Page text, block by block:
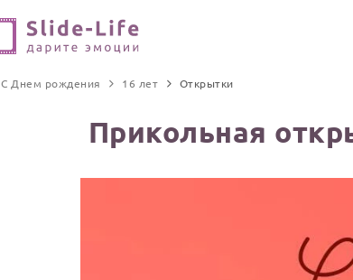
С Днем рождения 16 лет Открытки
Прикольная